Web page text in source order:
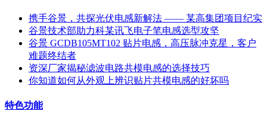
携手谷景，共探光伏电感新解法 —— 某高集团项目纪实
谷景技术部助力科某讯飞电子笔电感选型攻坚
谷景 GCDB105MT102 贴片电感，高压脉冲克星，客户
难题终结者
资深厂家揭秘滤波电路共模电感的选择技巧
你知道如何从外观上辨识贴片共模电感的好坏吗
特色功能